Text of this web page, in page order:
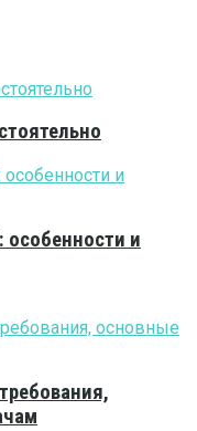
особенности и